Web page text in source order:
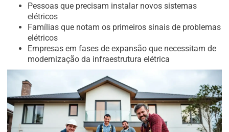
Pessoas que precisam instalar novos sistemas
elétricos
Famílias que notam os primeiros sinais de problemas
elétricos
Empresas em fases de expansão que necessitam de
modernização da infraestrutura elétrica